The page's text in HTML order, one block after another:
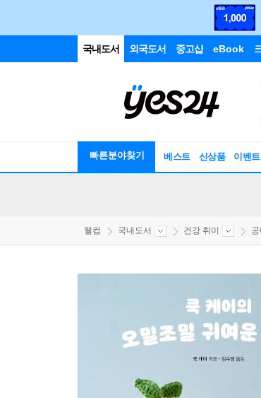
국내도서 외국도서 중고샵 eBook
빠른분야찾기 베스트 신상품 이벤트
웰컴 국내도서 건강 취미 공